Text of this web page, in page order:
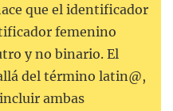
que el identificador
femenino
y no binario. El
del término latin@,
ambas